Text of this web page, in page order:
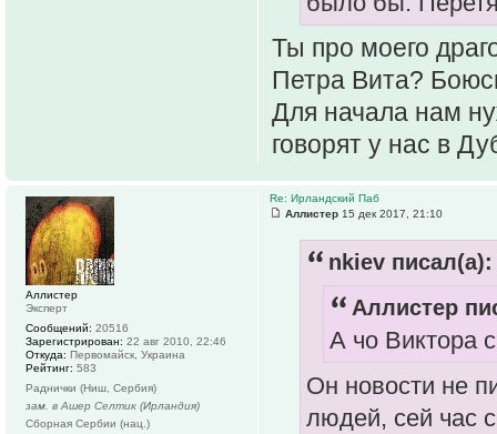
Ты про моего
Петра Вита?
Для начала нам
говорят у нас в
Re: Ирландский Паб
Аллистер 15 дек 2017, 21:10
nkiev писал(а):
Аллистер
А чо Виктора
Он новости не
людей, сей час
Аллистер
Эксперт
Сообщений: 20516
Зарегистрирован: 22 авг 2010, 22:46
Откуда: Первомайск, Украина
Рейтинг: 583
Раднички (Ниш, Сербия)
зам. в Ашер Селтик (Ирландия)
Сборная Сербии (нац.)